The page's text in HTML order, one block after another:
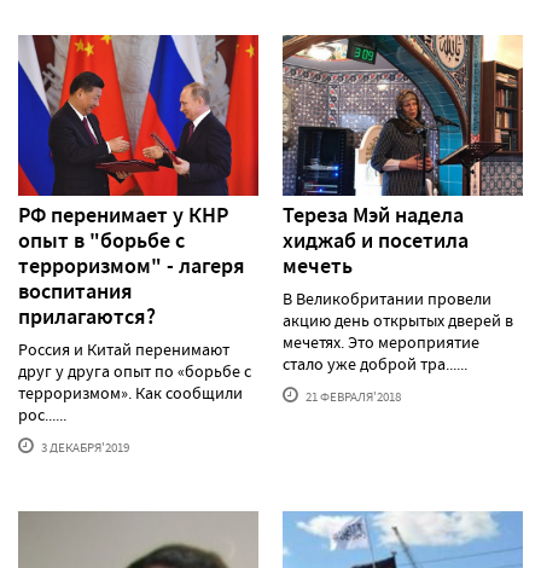
РФ перенимает у КНР
опыт в "борьбе с
терроризмом" - лагеря
воспитания
прилагаются?
Россия и Китай перенимают
друг у друга опыт по «борьбе с
терроризмом». Как сообщили
рос......
3 ДЕКАБРЯ'2019
Тереза Мэй надела
хиджаб и посетила
мечеть
В Великобритании провели
акцию день открытых дверей в
мечетях. Это мероприятие
стало уже доброй тра......
21 ФЕВРАЛЯ'2018